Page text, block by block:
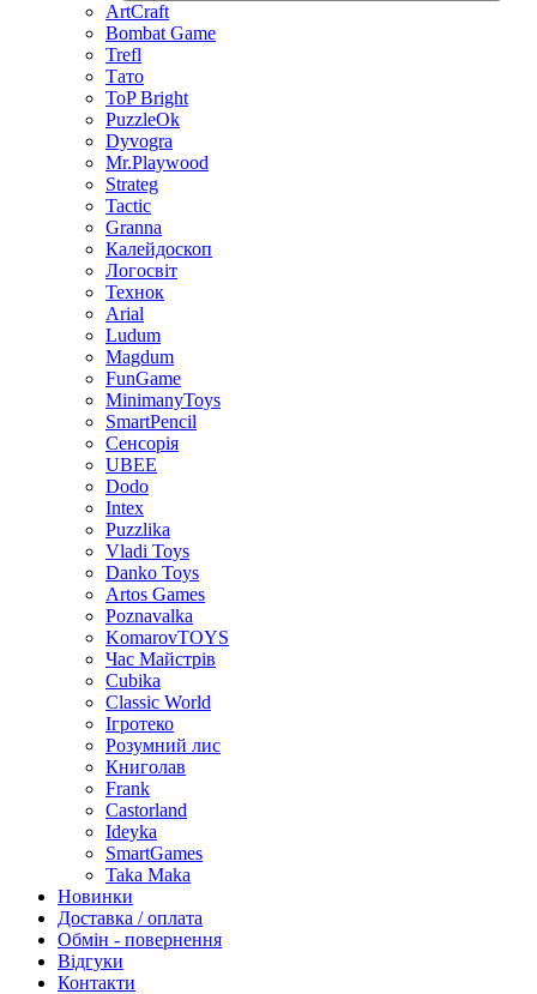
ArtCraft
Bombat Game
Trefl
Тато
ToP Bright
PuzzleOk
Dyvogra
Mr.Playwood
Strateg
Tactic
Granna
Калейдоскоп
Логосвіт
Технок
Arial
Ludum
Magdum
FunGame
MinimanyToys
SmartPencil
Сенсорія
UBEE
Dodo
Intex
Puzzlika
Vladi Toys
Danko Toys
Artos Games
Poznavalka
KomarovTOYS
Час Майстрів
Cubika
Classic World
Ігротеко
Розумний лис
Книголав
Frank
Castorland
Ideyka
SmartGames
Taka Maka
Новинки
Доставка / оплата
Обмін - повернення
Відгуки
Контакти